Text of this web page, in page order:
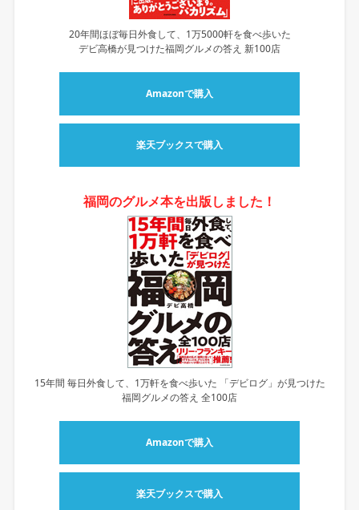
20年間ほぼ毎日外食して、1万5000軒を食べ歩いた
デビ高橋が見つけた福岡グルメの答え 新100店
Amazonで購入
楽天ブックスで購入
福岡のグルメ本を出版しました！
15年間 毎日外食して、1万軒を食べ歩いた 「デビログ」が見つけた
福岡グルメの答え 全100店
Amazonで購入
楽天ブックスで購入